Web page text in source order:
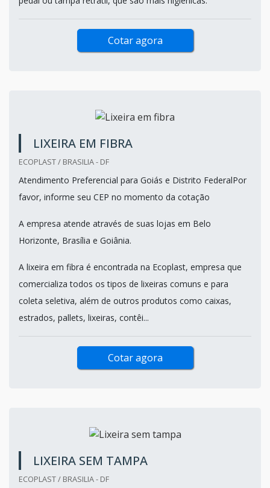
Cotar agora
LIXEIRA EM FIBRA
ECOPLAST / BRASILIA - DF
Atendimento Preferencial para Goiás e Distrito FederalPor
favor, informe seu CEP no momento da cotação
A empresa atende através de suas lojas em Belo
Horizonte, Brasília e Goiânia.
A lixeira em fibra é encontrada na Ecoplast, empresa que
comercializa todos os tipos de lixeiras comuns e para
coleta seletiva, além de outros produtos como caixas,
estrados, pallets, lixeiras, contêi...
Cotar agora
LIXEIRA SEM TAMPA
ECOPLAST / BRASILIA - DF